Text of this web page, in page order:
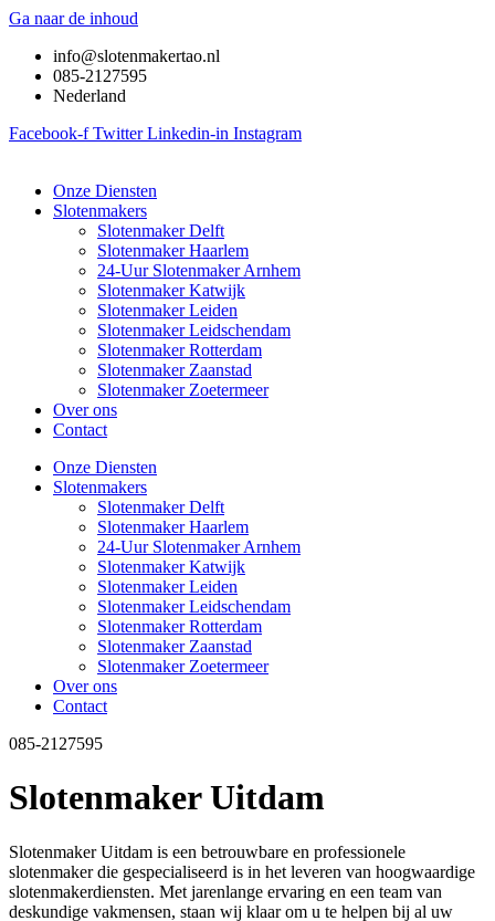
Ga naar de inhoud
info@slotenmakertao.nl
085-2127595
Nederland
Facebook-f Twitter Linkedin-in Instagram
Onze Diensten
Slotenmakers
Slotenmaker Delft
Slotenmaker Haarlem
24-Uur Slotenmaker Arnhem
Slotenmaker Katwijk
Slotenmaker Leiden
Slotenmaker Leidschendam
Slotenmaker Rotterdam
Slotenmaker Zaanstad
Slotenmaker Zoetermeer
Over ons
Contact
Onze Diensten
Slotenmakers
Slotenmaker Delft
Slotenmaker Haarlem
24-Uur Slotenmaker Arnhem
Slotenmaker Katwijk
Slotenmaker Leiden
Slotenmaker Leidschendam
Slotenmaker Rotterdam
Slotenmaker Zaanstad
Slotenmaker Zoetermeer
Over ons
Contact
085-2127595
Slotenmaker Uitdam
Slotenmaker Uitdam is een betrouwbare en professionele
slotenmaker die gespecialiseerd is in het leveren van hoogwaardige
slotenmakerdiensten. Met jarenlange ervaring en een team van
deskundige vakmensen, staan wij klaar om u te helpen bij al uw